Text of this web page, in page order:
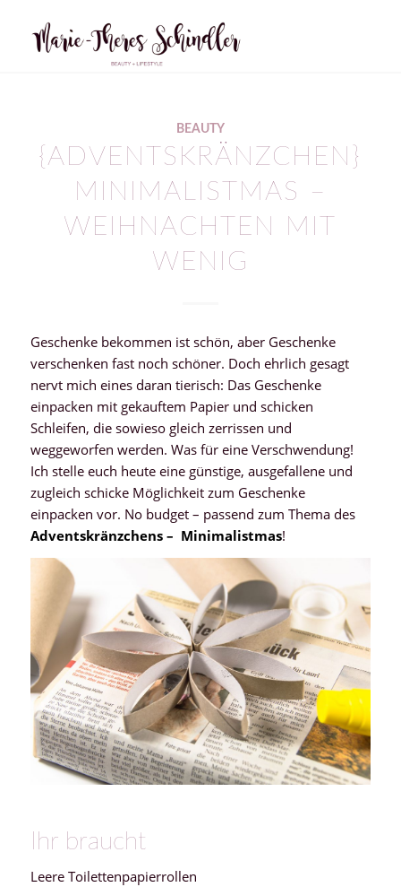
BEAUTY
{ADVENTSKRÄNZCHEN}
MINIMALISTMAS –
WEIHNACHTEN MIT
WENIG
Geschenke bekommen ist schön, aber Geschenke
verschenken fast noch schöner. Doch ehrlich gesagt
nervt mich eines daran tierisch: Das Geschenke
einpacken mit gekauftem Papier und schicken
Schleifen, die sowieso gleich zerrissen und
weggeworfen werden. Was für eine Verschwendung!
Ich stelle euch heute eine günstige, ausgefallene und
zugleich schicke Möglichkeit zum Geschenke
einpacken vor. No budget – passend zum Thema des
Adventskränzchens – Minimalistmas!
Ihr braucht
Leere Toilettenpapierrollen